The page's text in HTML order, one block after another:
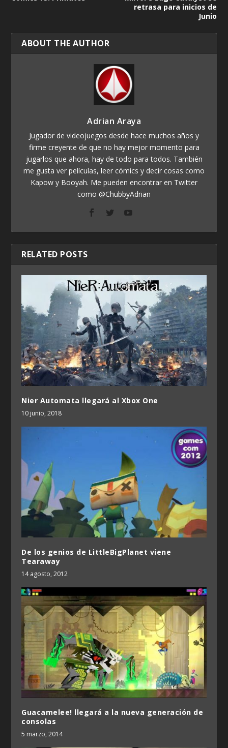
retrasa para inicios de
Junio
ABOUT THE AUTHOR
Adrian Araya
Jugador de videojuegos desde hace muchos años y
firme creyente de que no hay mejor momento para
jugarlos que ahora, hay de todo para todos. También
me gusta ver películas, leer cómics y decir cosas como
Kapow y Booyah. Me pueden encontrar en Twitter
como @ChubbyAdrian
RELATED POSTS
Nier Automata llegará al Xbox One
10 junio, 2018
De los genios de LittleBigPlanet viene
Tearaway
14 agosto, 2012
Guacamelee! llegará a la nueva generación de
consolas
5 marzo, 2014